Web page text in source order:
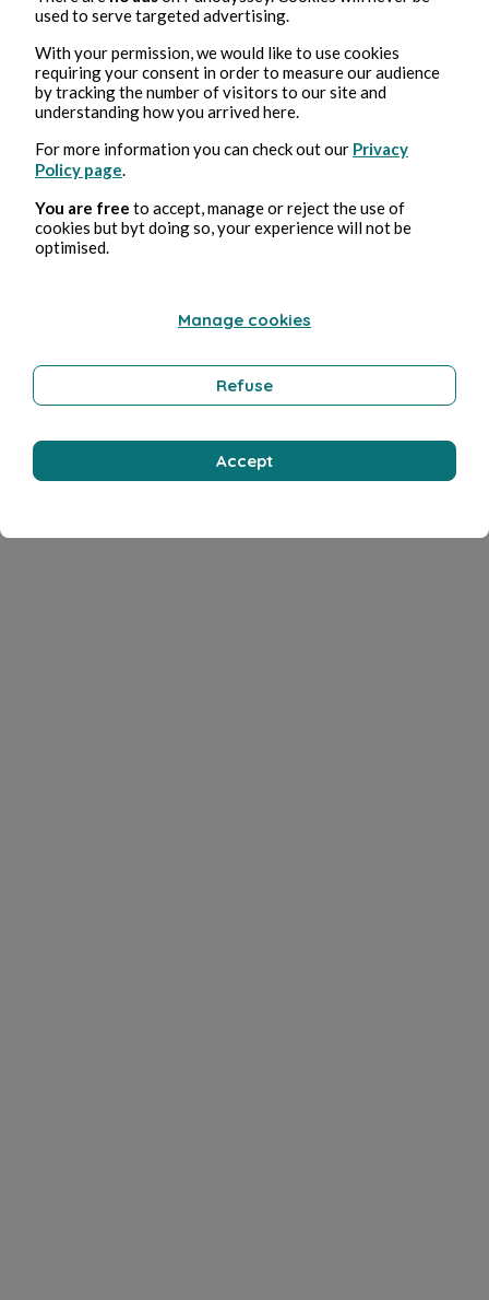
used to serve targeted advertising.
With your permission, we would like to use cookies
requiring your consent in order to measure our audience
by tracking the number of visitors to our site and
understanding how you arrived here.
For more information you can check out our Privacy
Policy page
You are free to accept, manage or reject the use of
cookies but byt doing so, your experience will not be
optimised.
Manage cookies
Refuse
Accept